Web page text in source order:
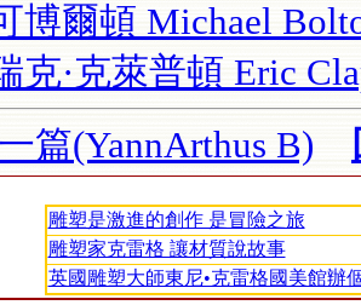
博爾頓 Michael
克·克萊普頓 Eric
篇(YannArthus B)
雕塑是激進的創作 是冒險之旅
雕塑家克雷格 讓材質說故事
英國雕塑大師東尼•克雷格國美館辦